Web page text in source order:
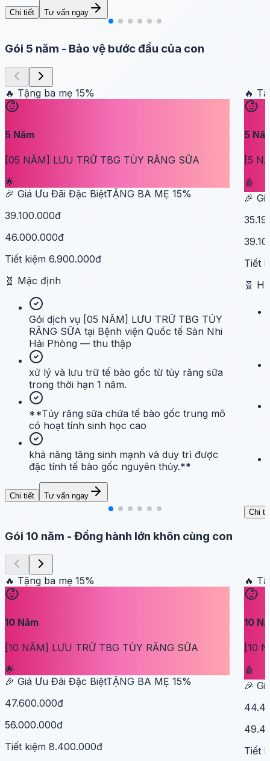
Chi tiết Tư vấn ngay
Gói 5 năm - Bảo vệ bước đầu của con
🔥 Tặng ba mẹ 15%
5 Năm
[05 NĂM] LƯU TRỮ TBG TỦY RĂNG SỮA
🌟
🎉 Giá Ưu Đãi Đặc BiệtTẶNG BA MẸ 15%
39.100.000đ
46.000.000đ
Tiết kiệm 6.900.000đ
🧬 Mặc định
Gói dịch vụ [05 NĂM] LƯU TRỮ TBG TỦY
RĂNG SỮA tại Bệnh viện Quốc tế Sản Nhi
Hải Phòng — thu thập
xử lý và lưu trữ tế bào gốc từ tủy răng sữa
trong thời hạn 1 năm.
**Tủy răng sữa chứa tế bào gốc trung mô
có hoạt tính sinh học cao
khả năng tăng sinh mạnh và duy trì được
đặc tính tế bào gốc nguyên thủy.**
Chi tiết Tư vấn ngay
🔥
5
[5
🩸
🎉
Tiết
🧬
Chi
Gói 10 năm - Đồng hành lớn khôn cùng con
🔥 Tặng ba mẹ 15%
10 Năm
[10 NĂM] LƯU TRỮ TBG TỦY RĂNG SỮA
🌟
🎉 Giá Ưu Đãi Đặc BiệtTẶNG BA MẸ 15%
47.600.000đ
56.000.000đ
Tiết kiệm 8.400.000đ
🔥
10
[10
🩸
🎉
Tiết